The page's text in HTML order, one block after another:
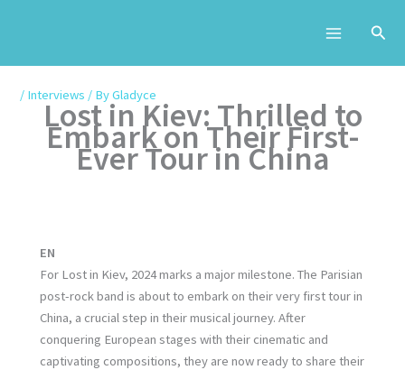
/ Interviews / ByGladyce
Lost in Kiev: Thrilled to
Embark on Their First-
Ever Tour in China
EN
For Lost in Kiev, 2024 marks a major milestone. The Parisian
post-rock band is about to embark on their very first tour in
China, a crucial step in their musical journey. After
conquering European stages with their cinematic and
captivating compositions, they are now ready to share their